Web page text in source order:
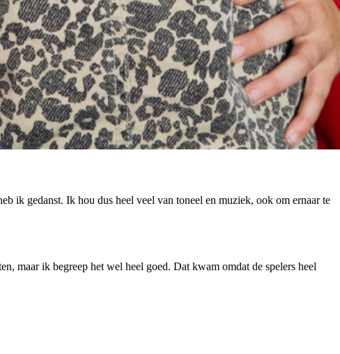
ik gedanst. Ik hou dus heel veel van toneel en muziek, ook om ernaar te
maar ik begreep het wel heel goed. Dat kwam omdat de spelers heel